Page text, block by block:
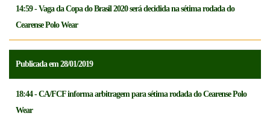
14:59 - Vaga da Copa do Brasil 2020 será decidida na sétima rodada do
Cearense Polo Wear
Publicada em 28/01/2019
18:44 - CA/FCF informa arbitragem para sétima rodada do Cearense Polo
Wear